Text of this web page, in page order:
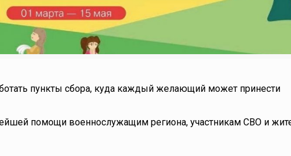
пункты сбора, куда каждый желающий может принести
помощи военнослужащим региона, участникам СВО и